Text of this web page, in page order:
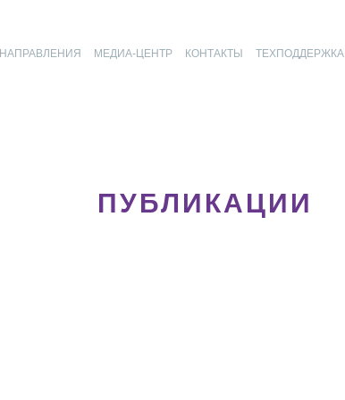
НАПРАВЛЕНИЯ МЕДИА-ЦЕНТР КОНТАКТЫ
ТЕХПОДДЕРЖКА
ПУБЛИКАЦИИ